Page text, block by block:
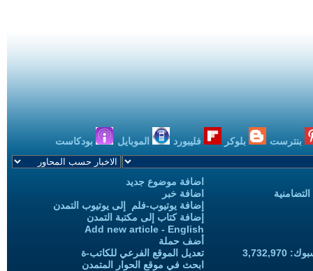
بنترست بلوكر فليبورد الموبايل بودكاست
اضافة موضوع جديد
اضافة خبر
إضافة يوتيوب-فلم إلى يوتيوب التمدن
إضافة كتاب إلى مكتبة التمدن
Add new article - English
أضف حملة
تعديل الموقع الفرعي للكاتب-ة
ابحث في موقع الحوار المتمدن